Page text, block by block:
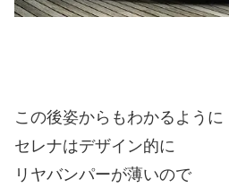
この後姿からもわかるように
セレナはデザイン的に
リヤバンパーが薄いので